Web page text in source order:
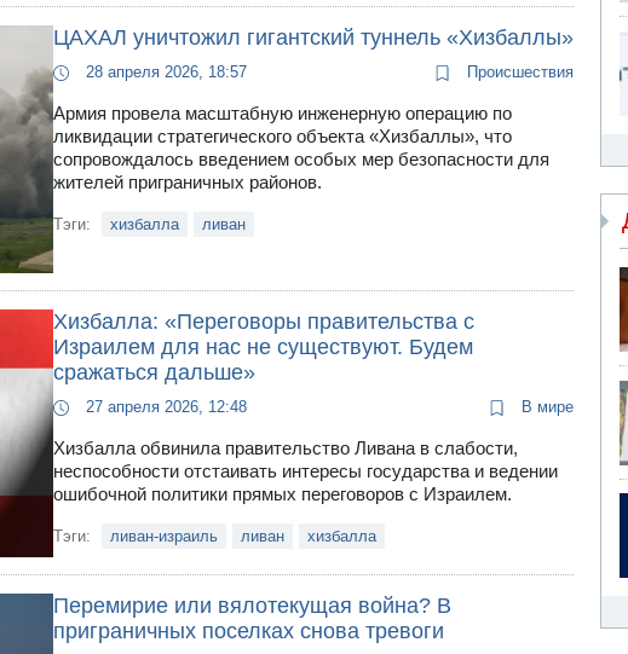
ЦАХАЛ уничтожил гигантский туннель «Хизбаллы»
28 апреля 2026, 18:57 Происшествия
Армия провела масштабную инженерную операцию по
ликвидации стратегического объекта «Хизбаллы», что
сопровождалось введением особых мер безопасности для
жителей приграничных районов.
Тэги: хизбалла ливан
Хизбалла: «Переговоры правительства с
Израилем для нас не существуют. Будем
сражаться дальше»
27 апреля 2026, 12:48 В мире
Хизбалла обвинила правительство Ливана в слабости,
неспособности отстаивать интересы государства и ведении
ошибочной политики прямых переговоров с Израилем.
Тэги: ливан-израиль ливан хизбалла
Перемирие или вялотекущая война? В
приграничных поселках снова тревоги